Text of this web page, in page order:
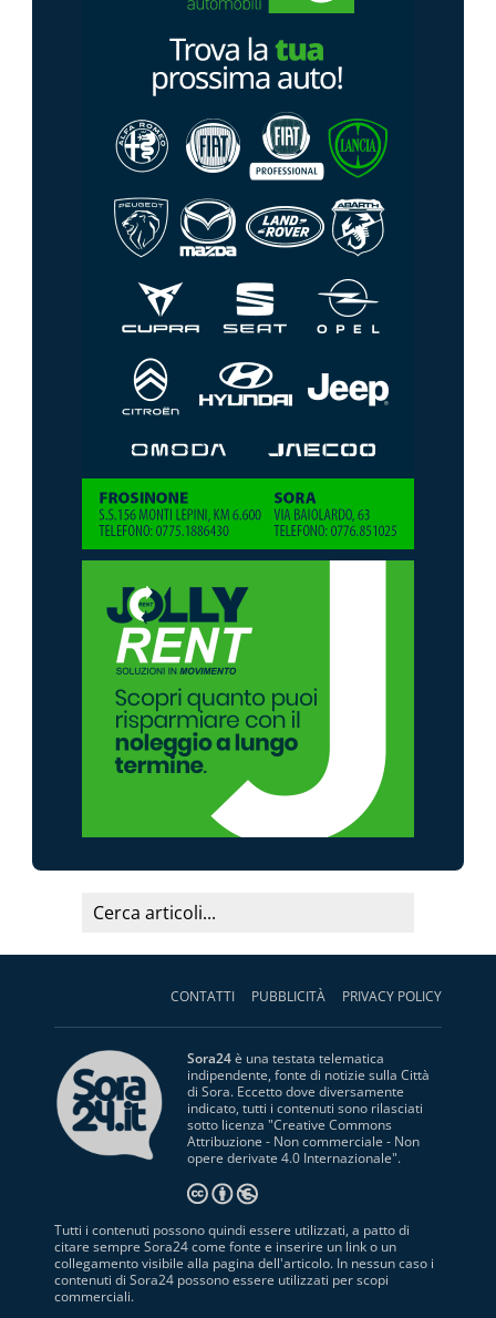
CONTATTI PUBBLICITÀ PRIVACY POLICY
Sora24è una testata telematica
indipendente, fonte di notizie sulla Città
di Sora. Eccetto dove diversamente
indicato, tutti i contenuti sono rilasciati
sotto licenza "Creative Commons
Attribuzione - Non commerciale - Non
opere derivate 4.0 Internazionale".
Tutti i contenuti possono quindi essere utilizzati, a patto di
citare sempre Sora24 come fonte e inserire un link o un
collegamento visibile alla pagina dell'articolo. In nessun caso i
contenuti di Sora24 possono essere utilizzati per scopi
commerciali.